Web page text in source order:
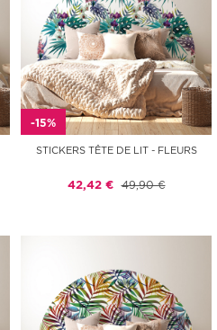
-15%
STICKERS TÊTE DE LIT - FLEURS
42,42 € 49,90 €